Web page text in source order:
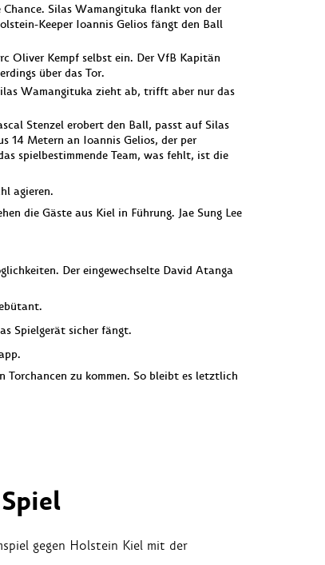
Silas Wamangituka flankt von der
Keeper Ioannis Gelios fängt den Ball
Oliver Kempf selbst ein. Der VfB Kapitän
über das Tor.
Wamangituka zieht ab, trifft aber nur das
Stenzel erobert den Ball, passt auf Silas
14 Metern an Ioannis Gelios, der per
spielbestimmende Team, was fehlt, ist die
agieren.
die Gäste aus Kiel in Führung. Jae Sung Lee
Der eingewechselte David Atanga
Spielgerät sicher fängt.
Torchancen zu kommen. So bleibt es letztlich
gegen Holstein Kiel mit der